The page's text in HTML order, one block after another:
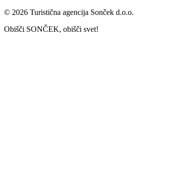
© 2026 Turistična agencija Sonček d.o.o.
Obišči SONČEK, obišči svet!